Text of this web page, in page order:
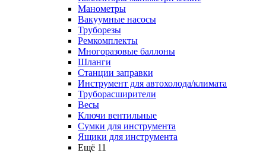
Манометры
Вакуумные насосы
Труборезы
Ремкомплекты
Многоразовые баллоны
Шланги
Станции заправки
Инструмент для автохолода/климата
Труборасширители
Весы
Ключи вентильные
Сумки для инструмента
Ящики для инструмента
Ещё 11